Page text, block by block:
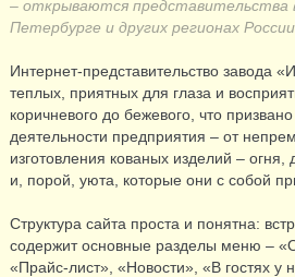
– открываются представительства
Петербурге и других регионах России.
Интернет-представительство завода
теплых, приятных для глаза и
коричневого до бежевого, что
деятельности предприятия – от
изготовления кованых изделий – огня,
и, порой, уюта, которые они с собой
Структура сайта проста и понятна:
содержит основные разделы меню –
«Прайс-лист», «Новости», «В гостях у